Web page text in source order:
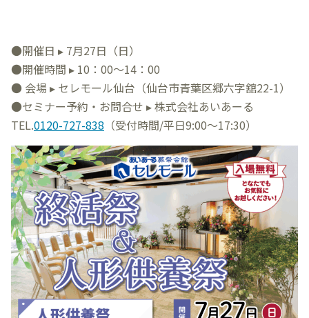
●開催日 ▸ 7月27日（日）
●開催時間 ▸ 10：00～14：00
● 会場 ▸ セレモール仙台（仙台市青葉区郷六字舘22-1）
●セミナー予約・お問合せ ▸ 株式会社あいあーる
TEL.0120-727-838 （受付時間/平日9:00～17:30）